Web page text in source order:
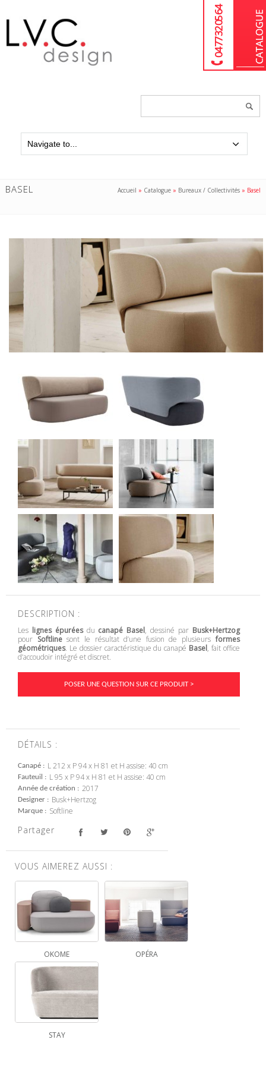
04 77 32 05 64
BASEL Accueil » Catalogue » Bureaux / Collectivités » Basel
DESCRIPTION :
Les lignes épuréesdu canapé Basel, dessiné par Busk+Hertzog
pour Softlinesont le résultat d’une fusion de plusieursformes
géométriques. Le dossier caractéristique du canapé Basel, fait office
d’accoudoir intégré et discret.
POSER UNE QUESTION SUR CE PRODUIT >
DÉTAILS :
Canapé L 212 x P 94 x H 81 et H assise: 40 cm
Fauteuil L 95 x P 94 x H 81 et H assise: 40 cm
Année de création 2017
Designer Busk+Hertzog
Marque Softline
Partager
VOUS AIMEREZ AUSSI :
OKOME OPÉRA
STAY